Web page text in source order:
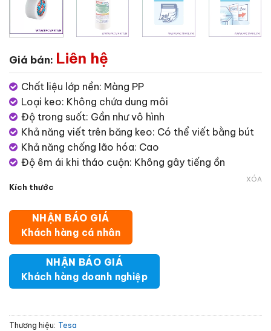
Giá bán: Liên hệ
Chất liệu lớp nền: Màng PP
Loại keo: Không chứa dung môi
Độ trong suốt: Gần như vô hình
Khả năng viết trên băng keo: Có thể viết bằng bút
Khả năng chống lão hóa: Cao
Độ êm ái khi tháo cuộn: Không gây tiếng ồn
Kích thước
XÓA
NHẬN BÁO GIÁ
Khách hàng cá nhân
NHẬN BÁO GIÁ
Khách hàng doanh nghiệp
Thương hiệu: Tesa